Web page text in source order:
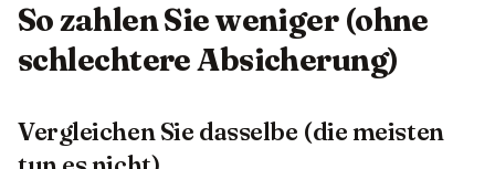
So zahlen Sie weniger (ohne
schlechtere Absicherung)
Vergleichen Sie dasselbe (die meisten